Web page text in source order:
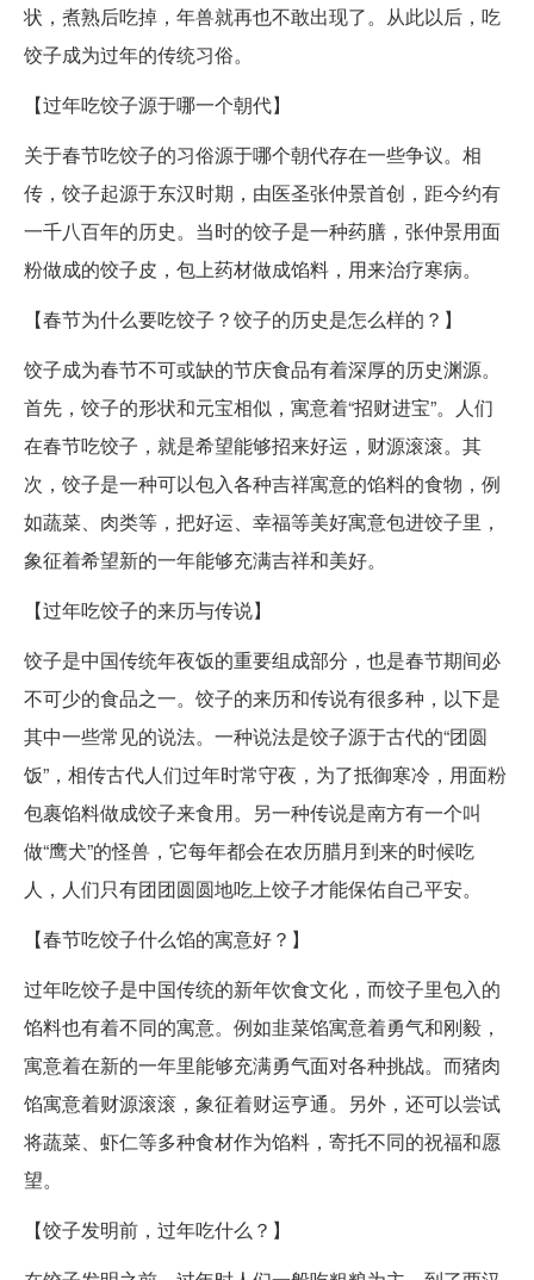
状，煮熟后吃掉，年兽就再也不敢出现了。从此以后，吃
饺子成为过年的传统习俗。
【过年吃饺子源于哪一个朝代】
关于春节吃饺子的习俗源于哪个朝代存在一些争议。相
传，饺子起源于东汉时期，由医圣张仲景首创，距今约有
一千八百年的历史。当时的饺子是一种药膳，张仲景用面
粉做成的饺子皮，包上药材做成馅料，用来治疗寒病。
【春节为什么要吃饺子？饺子的历史是怎么样的？】
饺子成为春节不可或缺的节庆食品有着深厚的历史渊源。
首先，饺子的形状和元宝相似，寓意着“招财进宝”。人们
在春节吃饺子，就是希望能够招来好运，财源滚滚。其
次，饺子是一种可以包入各种吉祥寓意的馅料的食物，例
如蔬菜、肉类等，把好运、幸福等美好寓意包进饺子里，
象征着希望新的一年能够充满吉祥和美好。
【过年吃饺子的来历与传说】
饺子是中国传统年夜饭的重要组成部分，也是春节期间必
不可少的食品之一。饺子的来历和传说有很多种，以下是
其中一些常见的说法。一种说法是饺子源于古代的“团圆
饭”，相传古代人们过年时常守夜，为了抵御寒冷，用面粉
包裹馅料做成饺子来食用。另一种传说是南方有一个叫
做“鹰犬”的怪兽，它每年都会在农历腊月到来的时候吃
人，人们只有团团圆圆地吃上饺子才能保佑自己平安。
【春节吃饺子什么馅的寓意好？】
过年吃饺子是中国传统的新年饮食文化，而饺子里包入的
馅料也有着不同的寓意。例如韭菜馅寓意着勇气和刚毅，
寓意着在新的一年里能够充满勇气面对各种挑战。而猪肉
馅寓意着财源滚滚，象征着财运亨通。另外，还可以尝试
将蔬菜、虾仁等多种食材作为馅料，寄托不同的祝福和愿
望。
【饺子发明前，过年吃什么？】